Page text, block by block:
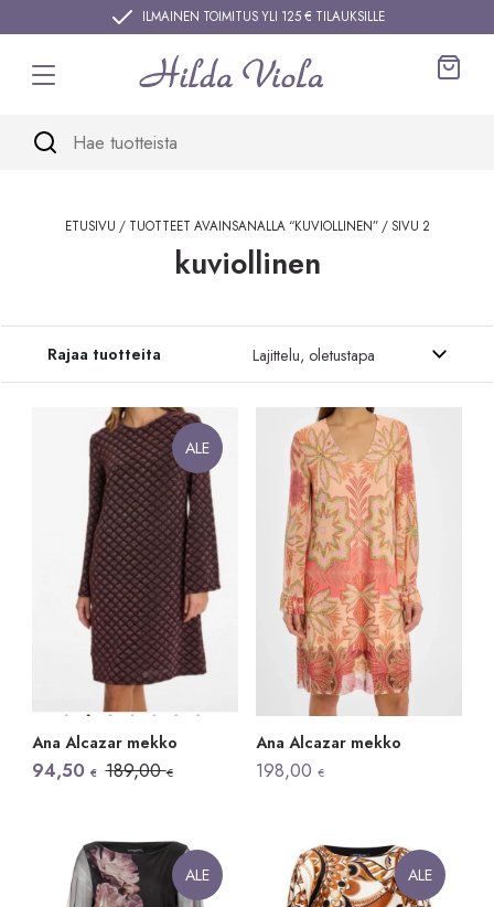
ILMAINEN TOIMITUS YLI 125 € TILAUKSILLE
ETUSIVU / TUOTTEET AVAINSANALLA “KUVIOLLINEN”/ SIVU 2
kuviollinen
Siirry tuotteisiin
Rajaa tuotteita
ALE
Ana Alcazar mekko
189,00€
Alkuperäinen
hinta
94,50€
Nykyinen
hinta
Ana Alcazar mekko
198,00 €
ALE ALE